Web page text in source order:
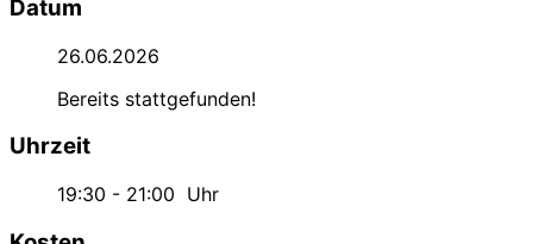
Datum
26.06.2026
Bereits stattgefunden!
Uhrzeit
19:30 - 21:00 Uhr